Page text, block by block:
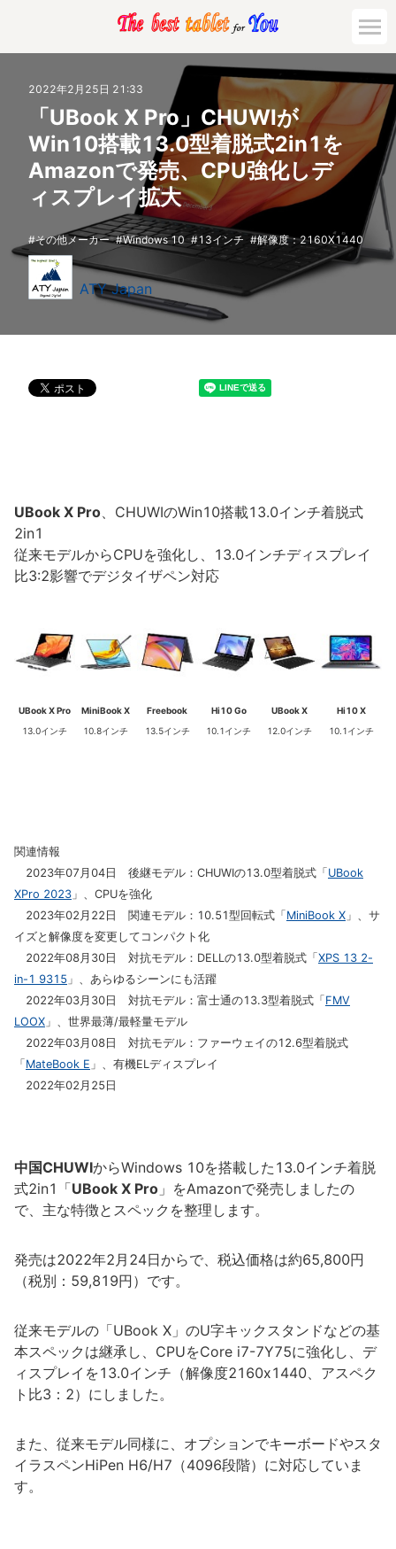
2022年2月25日 21:33
「UBook X Pro」CHUWIが
Win10搭載13.0型着脱式2in1を
Amazonで発売、CPU強化しデ
ィスプレイ拡大
その他メーカー Windows 10 13インチ 解像度：2160X1440
ATY Japan
UBook X Pro、CHUWIのWin10搭載13.0インチ着脱式
2in1
従来モデルからCPUを強化し、13.0インチディスプレイ
比3:2影響でデジタイザペン対応
UBook X Pro
13.0インチ
MiniBook X
10.8インチ
Freebook
13.5インチ
Hi10 Go
10.1インチ
UBook X
12.0インチ
Hi10 X
10.1インチ
関連情報
2023年07月04日 後継モデル：CHUWIの13.0型着脱式「 UBook
XPro 2023 」、CPUを強化
2023年02月22日 関連モデル：10.51型回転式「 MiniBook X 」、サ
イズと解像度を変更してコンパクト化
2022年08月30日 対抗モデル：DELLの13.0型着脱式「 XPS 13 2-
in-1 9315 」、あらゆるシーンにも活躍
2022年03月30日 対抗モデル：富士通の13.3型着脱式「 FMV
LOOX 」、世界最薄/最軽量モデル
2022年03月08日 対抗モデル：ファーウェイの12.6型着脱式
「 MateBook E 」、有機ELディスプレイ
2022年02月25日
中国CHUWIからWindows 10を搭載した13.0インチ着脱
式2in1「UBook X Pro 」をAmazonで発売しましたの
で、主な特徴とスペックを整理します。
発売は2022年2月24日からで、税込価格は約65,800円
（税別：59,819円）です。
従来モデルの「UBook X」のU字キックスタンドなどの基
本スペックは継承し、CPUをCore i7-7Y75に強化し、デ
ィスプレイを13.0インチ（解像度2160x1440、アスペク
ト比3：2）にしました。
また、従来モデル同様に、オプションでキーボードやスタ
イラスペンHiPen H6/H7（4096段階）に対応していま
す。